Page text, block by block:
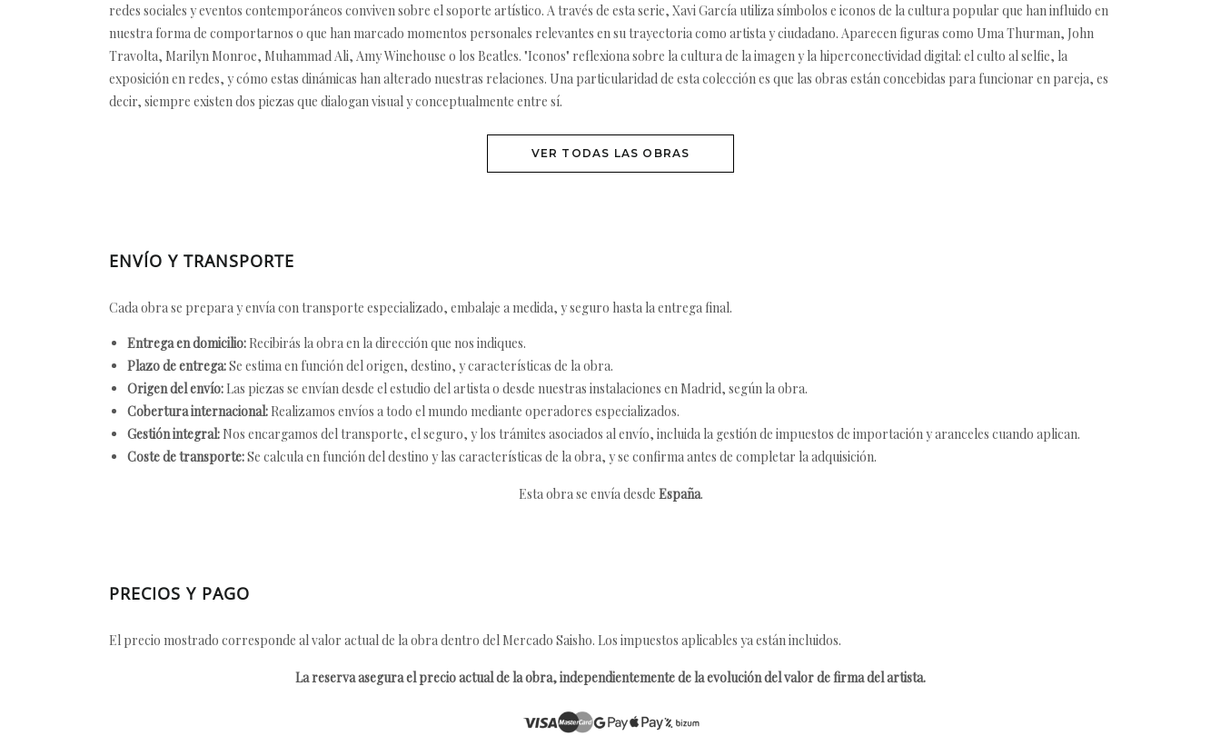
redes sociales y eventos contemporáneos conviven sobre el soporte artístico. A través de esta serie, Xavi García utiliza símbolos e iconos de la cultura popular que han influido en
nuestra forma de comportarnos o que han marcado momentos personales relevantes en su trayectoria como artista y ciudadano. Aparecen figuras como Uma Thurman, John
Travolta, Marilyn Monroe, Muhammad Ali, Amy Winehouse o los Beatles. "Iconos" reflexiona sobre la cultura de la imagen y la hiperconectividad digital: el culto al selfie, la
exposición en redes, y cómo estas dinámicas han alterado nuestras relaciones. Una particularidad de esta colección es que las obras están concebidas para funcionar en pareja, es
decir, siempre existen dos piezas que dialogan visual y conceptualmente entre sí.
VER TODAS LAS OBRAS
ENVÍO Y TRANSPORTE
Cada obra se prepara y envía con transporte especializado, embalaje a medida, y seguro hasta la entrega final.
Entrega en domicilio: Recibirás la obra en la dirección que nos indiques.
Plazo de entrega:Se estima en función del origen, destino, y características de la obra.
Origen del envío: Las piezas se envían desde el estudio del artista o desde nuestras instalaciones en Madrid, según la obra.
Cobertura internacional: Realizamos envíos a todo el mundo mediante operadores especializados.
Gestión integral: Nos encargamos del transporte, el seguro, y los trámites asociados al envío, incluida la gestión de impuestos de importación y aranceles cuando aplican.
Coste de transporte:Se calcula en función del destino y las características de la obra, y se confirma antes de completar la adquisición.
Esta obra se envía desde España.
PRECIOS Y PAGO
El precio mostrado corresponde al valor actual de la obra dentro del Mercado Saisho. Los impuestos aplicables ya están incluidos.
La reserva asegura el precio actual de la obra, independientemente de la evolución del valor de firma del artista.